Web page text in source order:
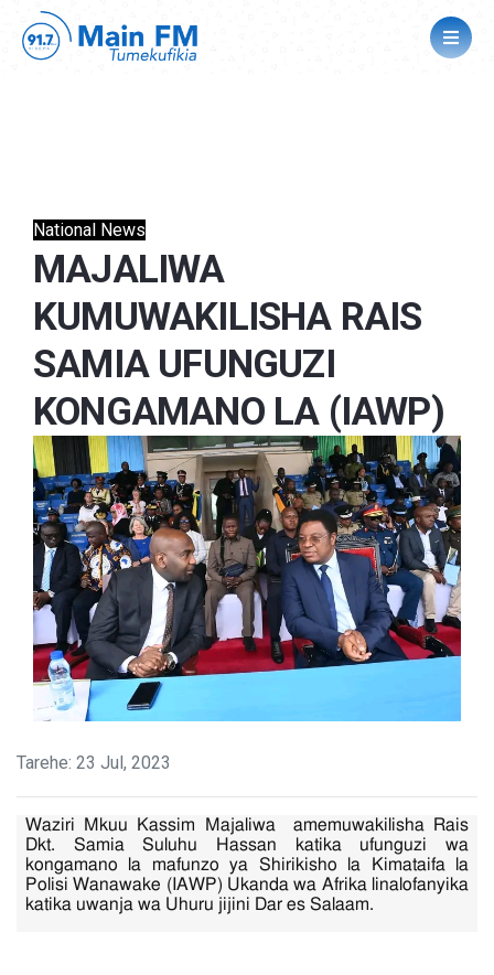
National News
MAJALIWA
KUMUWAKILISHA RAIS
SAMIA UFUNGUZI
KONGAMANO LA (IAWP)
Tarehe: 23 Jul, 2023
Waziri Mkuu Kassim Majaliwa amemuwakilisha Rais
Dkt. Samia Suluhu Hassan katika ufunguzi wa
kongamano la mafunzo ya Shirikisho la Kimataifa la
Polisi Wanawake (IAWP) Ukanda wa Afrika linalofanyika
katika uwanja wa Uhuru jijini Dar es Salaam.